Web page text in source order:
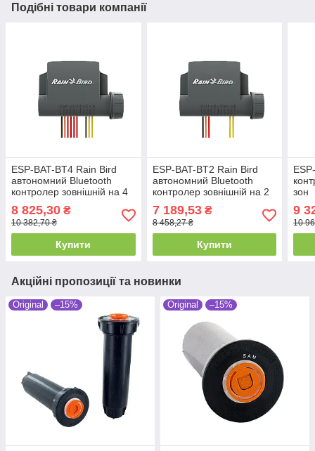
Подібні товари компанії
ESP-BAT-BT4 Rain Bird
автономний Bluetooth
контролер зовнішній на 4
станції
8 825,30 ₴
10 382,70 ₴
Купити
ESP-BAT-BT2 Rain Bird
автономний Bluetooth
контролер зовнішній на 2
станції
7 189,53₴
8 458,27 ₴
Купити
зон
9
10
Акційні пропозиції та новинки
Original –15% Original –15%